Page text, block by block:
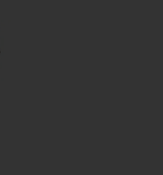
WHIT サイドリボンビキニボトム